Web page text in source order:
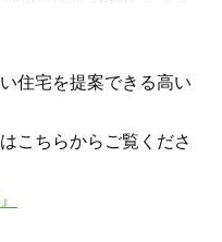
住宅を提案できる高い
こちらからご覧くださ